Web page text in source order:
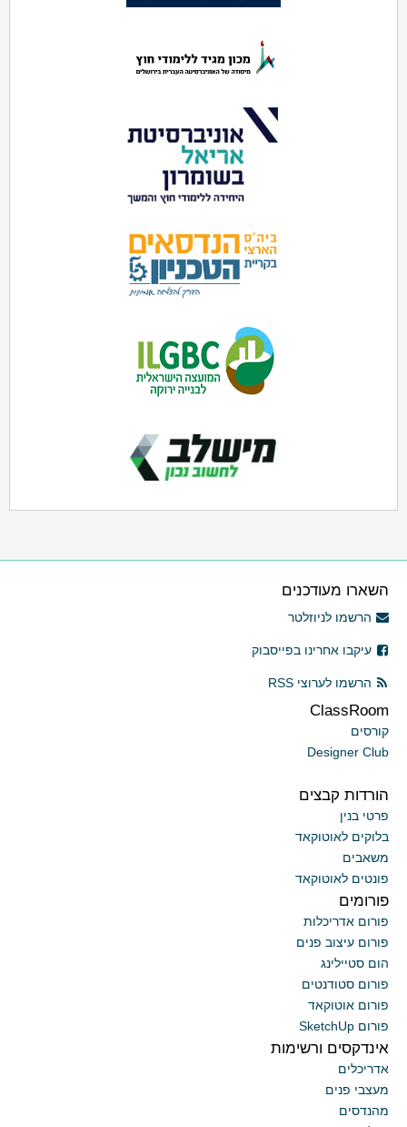
השארו מעודכנים
הרשמו לניוזלטר
עיקבו אחרינו בפייסבוק
הרשמו לערוצי RSS
ClassRoom
קורסים
Designer Club
הורדות קבצים
פרטי בנין
בלוקים לאוטוקאד
משאבים
פונטים לאוטוקאד
פורומים
פורום אדריכלות
פורום עיצוב פנים
הום סטיילינג
פורום סטודנטים
פורום אוטוקאד
פורום SketchUp
אינדקסים ורשימות
אדריכלים
מעצבי פנים
מהנדסים